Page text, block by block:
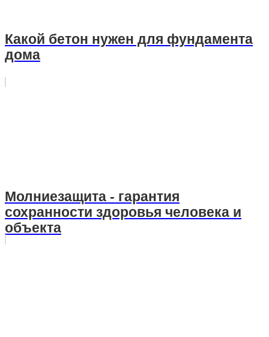
Какой бетон нужен для фундамента
дома
Молниезащита - гарантия
сохранности здоровья человека и
объекта